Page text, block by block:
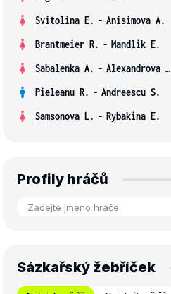
Svitolina E. - Anisimova A.
Brantmeier R. - Mandlik E.
Sabalenka A. - Alexandrova E.
Pieleanu R. - Andreescu S.
Samsonova L. - Rybakina E.
Profily hráčů
Sázkařský žebříček